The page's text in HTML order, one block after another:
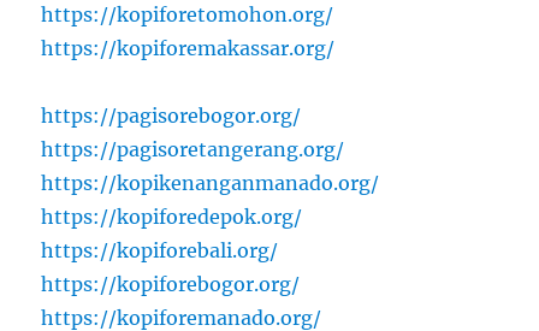
https://kopiforetomohon.org/
https://kopiforemakassar.org/
https://pagisorebogor.org/
https://pagisoretangerang.org/
https://kopikenanganmanado.org/
https://kopiforedepok.org/
https://kopiforebali.org/
https://kopiforebogor.org/
https://kopiforemanado.org/